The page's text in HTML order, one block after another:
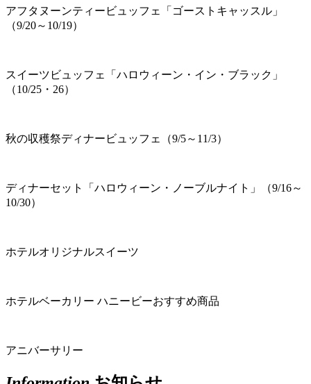
アフタヌーンティービュッフェ「ゴーストキャッスル」
（9/20～10/19）
スイーツビュッフェ「ハロウィーン・イン・ブラック」
（10/25・26）
秋の収穫祭ディナービュッフェ（9/5～11/3）
ディナーセット「ハロウィーン・ノーブルナイト」（9/16～
10/30）
ホテルオリジナルスイーツ
ホテルベーカリー ハニービーおすすめ商品
アニバーサリー